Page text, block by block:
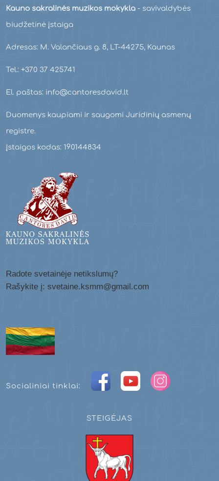
Kauno sakralinės muzikos mokykla - savivaldybės
biudžetinė įstaiga
Adresas: M. Valančiaus g. 8, LT-44275, Kaunas
Tel.: +370 37 425741
El. paštas: info@cantoresdavid.lt
Duomenys kaupiami ir saugomi Juridinių asmenų
registre.
Įstaigos kodas: 190144834
Radote svetainėje netikslumų?
Rašykite į: svetaine.ksmm@gmail.com
Socialiniai tinklai:
STEIGĖJAS